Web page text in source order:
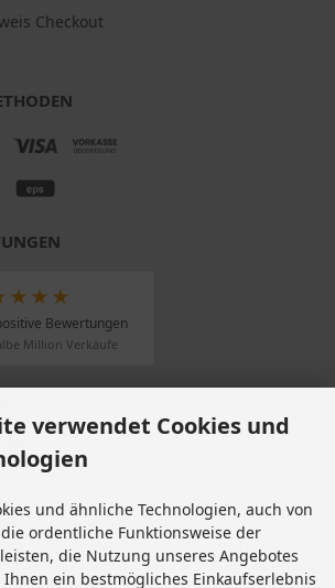
Checkout
Bewertungen
Million Verkäufe
zzgl. Versandkosten . Die durchgestrichenen Preise
Preis bei Motorradteile & Motorrad Ersatzteile.
© 2026 | Template © 2009-2026 by modified
verwendet Cookies und
und ähnliche Technologien, auch von
ordentliche Funktionsweise der
die Nutzung unseres Angebotes
ein bestmögliches Einkaufserlebnis